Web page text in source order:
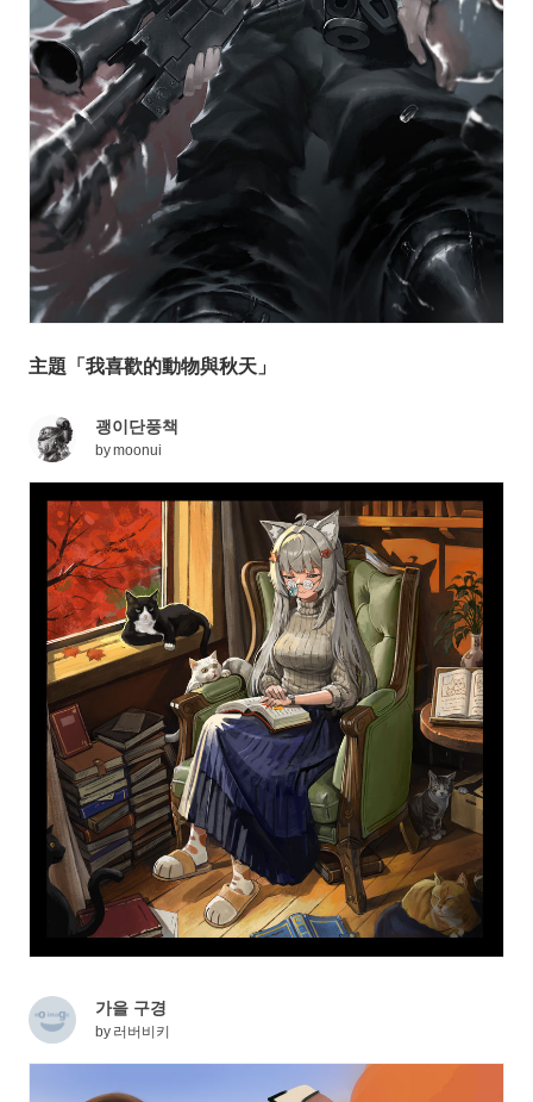
主題「我喜歡的動物與秋天」
괭이단풍책
bymoonui
가을 구경
by 러버비키